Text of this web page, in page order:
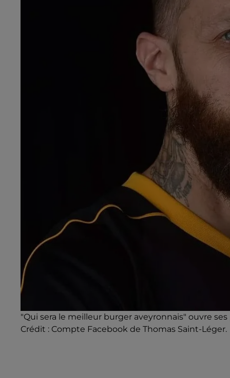
"Qui sera le meilleur burger aveyronnais" ouvre
Crédit : Compte Facebook de Thomas Saint-Léger.